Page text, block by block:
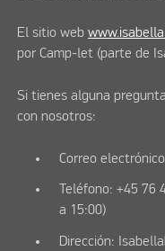
El sitio web
por Camp-let (parte de
Si tienes alguna
con nosotros:
Correo
Teléfono: +45 76
a 15:00)
Dirección: